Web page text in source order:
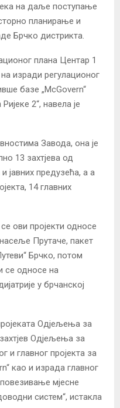
на даље поступање
планирање и
Брчко дистрикта.
плана Центар 1
изради регулационог
базе „McGovern“
2“, навела је
Завода, она је
13 захтјева од
јавних предузећа, а а
14 главних
ови пројекти односе
Прутаче, пакет
Брчко, потом
се односе на
у брчанској
Одјељења за
Одјељења за
и главног пројекта за
као и израда главног
мјесне
систем“, истакла